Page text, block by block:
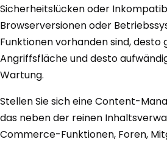
Sicherheitslücken oder
Browserversionen oder
Funktionen vorhanden sind, desto
Angriffsfläche und desto
Wartung.
Stellen Sie sich eine Content-
das neben der reinen
Commerce-Funktionen, Foren,